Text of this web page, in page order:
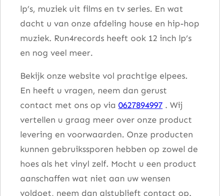
lp’s, muziek uit films en tv series. En wat
dacht u van onze afdeling house en hip-hop
muziek. Run4records heeft ook 12 inch lp’s
en nog veel meer.
Bekijk onze website vol prachtige elpees.
En heeft u vragen, neem dan gerust
contact met ons op via 0627894997 . Wij
vertellen u graag meer over onze product
levering en voorwaarden. Onze producten
kunnen gebruikssporen hebben op zowel de
hoes als het vinyl zelf. Mocht u een product
aanschaffen wat niet aan uw wensen
voldoet, neem dan alstublieft contact op.